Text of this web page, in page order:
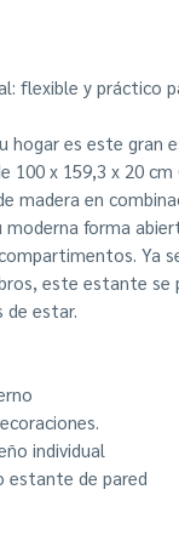
flexible y práctico
hogar es este gran
100 x 159,3 x 20
madera en
forma
Ya
este estante se
de estar.
individual
estante de pared